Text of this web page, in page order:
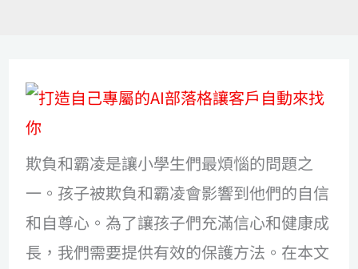
欺負和霸凌是讓小學生們最煩惱的問題之
一。孩子被欺負和霸凌會影響到他們的自信
和自尊心。為了讓孩子們充滿信心和健康成
長，我們需要提供有效的保護方法。在本文